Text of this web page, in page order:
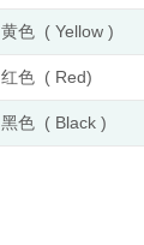
黄色 ( Yellow )
红色 ( Red)
黑色 ( Black )